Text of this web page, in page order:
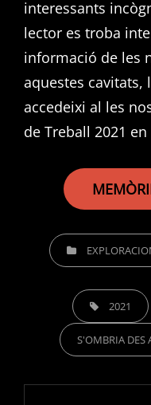
interessants
lector es troba
informació de les
aquestes
accedeixi al les
de Treball 2021
CATEGORIES
TAGS, 2021
S'OMBRIA DES